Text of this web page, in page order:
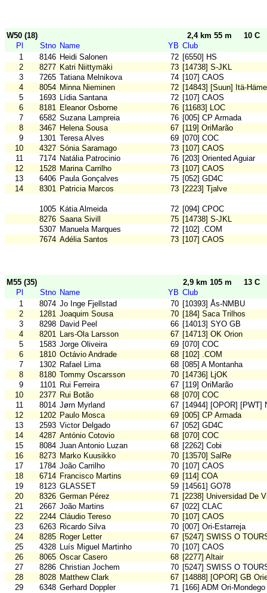
W50 (18) 2,4 km 55 m
10 C
Pl
Stno Name YB Club
1
8146 Heidi Salonen 72 [6550] HS
2
8277 Katri Niittymäki 73 [14738] S-JKL
3
7265 Tatiana Melnikova 74 [107] CAOS
4
8054 Minna Nieminen 72 [14843] [Suun] Itä-
5
1693 Lídia Santana 72 [107] CAOS
6
8181 Eleanor Osborne 76 [11683] LOC
7
6582 Suzana Lampreia 76 [005] CP Armada
8
3467 Helena Sousa 67 [119] OriMarão
9
1301 Teresa Alves 69 [070] COC
10
4327 Sónia Saramago 73 [107] CAOS
11
7174 Natália Patrocinio 76 [203] Oriented Aguiar
12
1528 Marina Carrilho 73 [107] CAOS
13
6406 Paula Gonçalves 75 [052] GD4C
14
8301 Patricia Marcos 73 [2223] Tjalve
1005 Kátia Almeida 72 [094] CPOC
8276 Saana Sivill 75 [14738] S-JKL
5307 Manuela Marques 72 [102] .COM
7674 Adélia Santos 73 [107] CAOS
M55 (35) 2,9 km 105 m
13 C
Pl
Stno Name YB Club
1
8074 Jo Inge Fjellstad 70 [10393] Ås-NMBU
2
1281 Joaquim Sousa 70 [184] Saca Trilhos
3
8298 David Peel 66 [14013] SYO GB
4
8201 Lars-Ola Larsson 67 [14713] OK Orion
5
1583 Jorge Oliveira 69 [070] COC
6
1810 Octávio Andrade 68 [102] .COM
7
1302 Rafael Lima 68 [085] A Montanha
8
8180 Tommy Oscarsson 70 [14736] LjOK
9
1101 Rui Ferreira 67 [119] OriMarão
10
2377 Rui Botão 68 [070] COC
11
8014 Jørn Myrland 67 [14944] [OPOR] [PWT]
12
1202 Paulo Mosca 69 [005] CP Armada
13
2593 Victor Delgado 67 [052] GD4C
14
4287 António Cotovio 68 [070] COC
15
8084 Juan Antonio Luzan 68 [2262] Cobi
16
8273 Marko Kuusikko 70 [13570] SalRe
17
1784 João Carrilho 70 [107] CAOS
18
6714 Francisco Martins 69 [114] COA
19
8123 GLASSET 59 [14561] GO78
20
8326 German Pérez 71 [2238] Universidad De
21
2667 João Martins 67 [022] CLAC
22
2244 Cláudio Tereso 70 [107] CAOS
23
6263 Ricardo Silva 70 [007] Ori-Estarreja
24
8285 Roger Letter 67 [5247] SWISS O
25
4328 Luís Miguel Martinho 70 [107] CAOS
26
8065 Oscar Casero 68 [2277] Altair
27
8286 Christian Jochem 70 [5247] SWISS O
28
8028 Matthew Clark 67 [14888] [OPOR] GB
29
6348 Gerhard Doppler 71 [166] ADM Ori-Mondego